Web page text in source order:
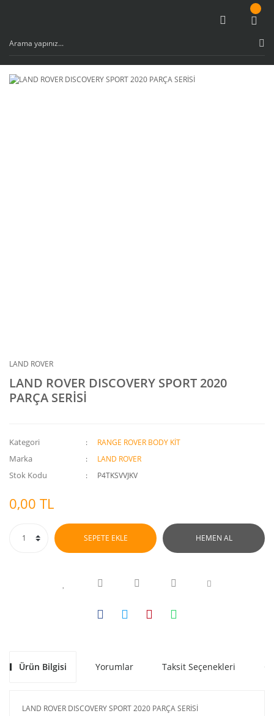
LAND ROVER
LAND ROVER DISCOVERY SPORT 2020
PARÇA SERİSİ
Kategori RANGE ROVER BODY KİT
Marka LAND ROVER
Stok Kodu P4TKSVVJKV
0,00 TL
SEPETE EKLE HEMEN AL
Ürün Bilgisi Yorumlar Taksit Seçenekleri
LAND ROVER DISCOVERY SPORT 2020 PARÇA SERİSİ